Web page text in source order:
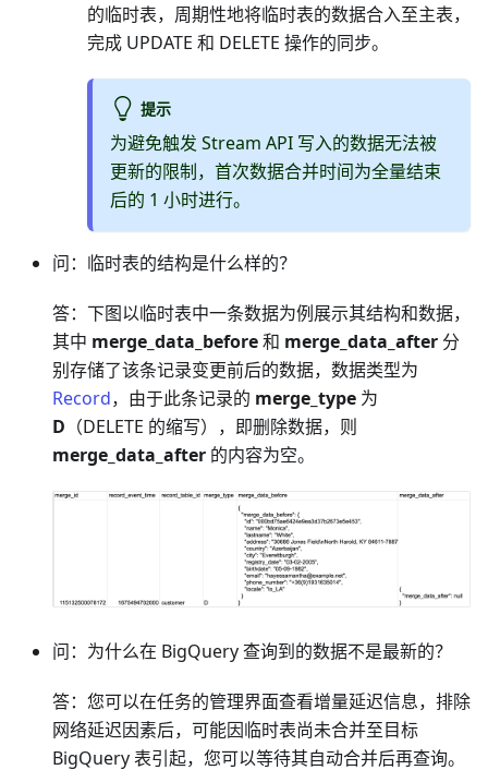
的临时表，周期性地将临时表的数据合入至主表，
完成 UPDATE 和 DELETE 操作的同步。
提示
为避免触发 Stream API 写入的数据无法被
更新的限制，首次数据合并时间为全量结束
后的 1 小时进行。
问：临时表的结构是什么样的？
答：下图以临时表中一条数据为例展示其结构和数据，
其中 merge_data_before和 merge_data_after 分
别存储了该条记录变更前后的数据，数据类型为
Record，由于此条记录的 merge_type 为
D （DELETE 的缩写），即删除数据，则
merge_data_after 的内容为空。
问：为什么在 BigQuery 查询到的数据不是最新的？
答：您可以在任务的管理界面查看增量延迟信息，排除
网络延迟因素后，可能因临时表尚未合并至目标
BigQuery 表引起，您可以等待其自动合并后再查询。